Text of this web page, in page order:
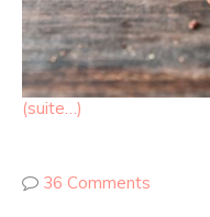
(suite…)
36 Comments